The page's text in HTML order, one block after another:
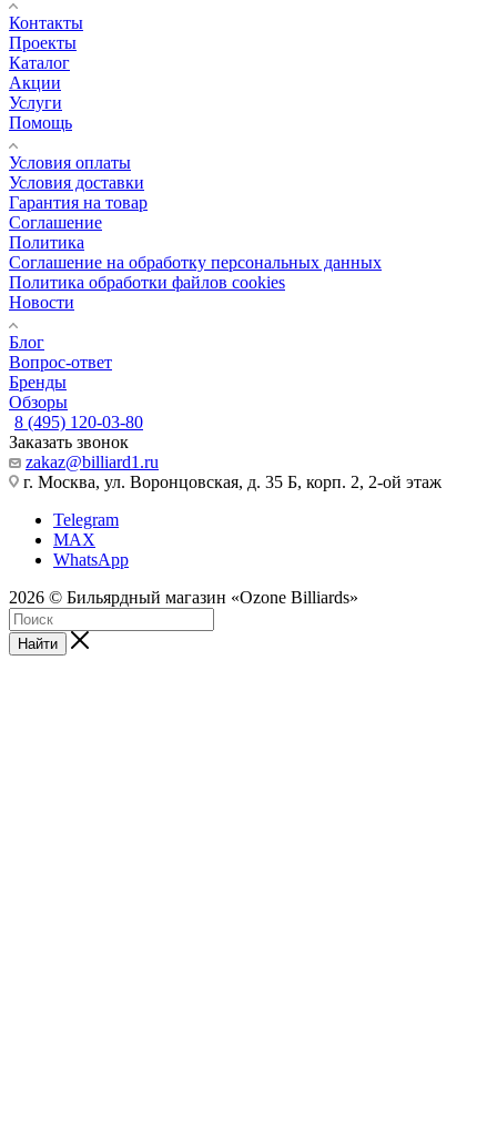
Контакты
Проекты
Каталог
Акции
Услуги
Помощь
Условия оплаты
Условия доставки
Гарантия на товар
Соглашение
Политика
Соглашение на обработку персональных данных
Политика обработки файлов cookies
Новости
Блог
Вопрос-ответ
Бренды
Обзоры
8 (495) 120-03-80
Заказать звонок
zakaz@billiard1.ru
г. Москва, ул. Воронцовская, д. 35 Б, корп. 2, 2-ой этаж
Telegram
MAX
WhatsApp
2026 © Бильярдный магазин «Ozone Billiards»
Найти